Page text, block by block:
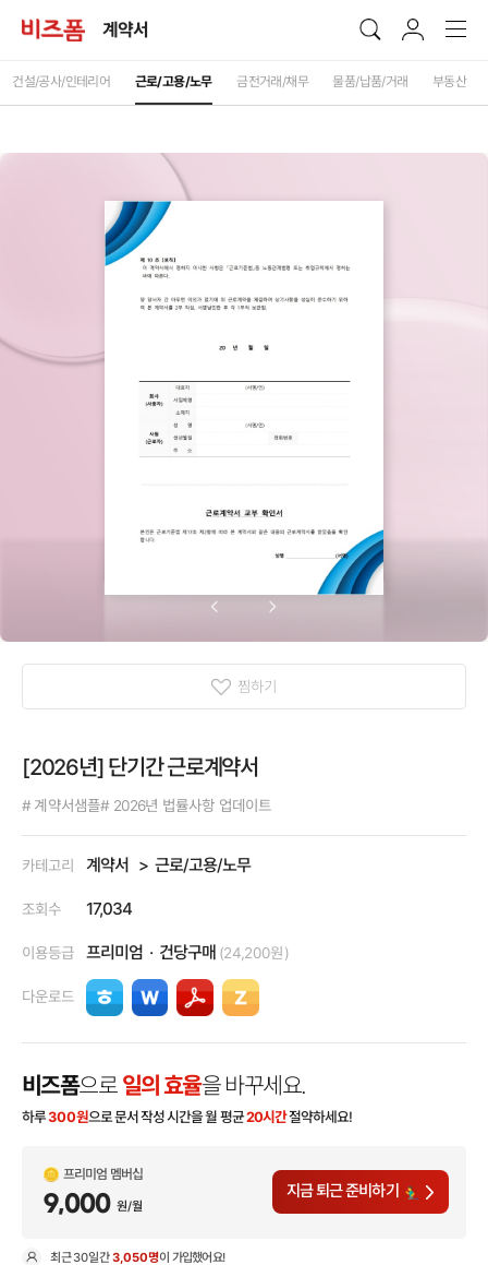
계약서
건설/공사/인테리어 근로/고용/노무 금전거래/채무 물품/납품/거래 부동산
찜하기
[2026년] 단기간 근로계약서
# 계약서샘플# 2026년 법률사항 업데이트
카테고리 계약서 근로/고용/노무
조회수 17,034
이용등급 프리미엄 건당구매 (24,200원)
다운로드
비즈폼으로 일의 효율을 바꾸세요.
하루300원으로 문서 작성 시간을 월 평균20시간절약하세요!
프리미엄 멤버십
9,000 원/월
지금 퇴근 준비하기
최근30일간3,050명이 가입했어요!